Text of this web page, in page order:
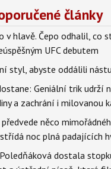
články
v hlavě. Čepo odhalil, co
UFC debutem
styl, abyste oddálili
Geniální trik udrží
a zachrání i milovanou
něco
noc plná padajících
dostala